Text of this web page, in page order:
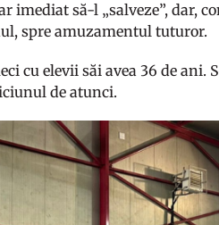
imediat să-l „salveze”, dar,
spre amuzamentul tuturor.
cu elevii săi avea 36 de
de atunci.